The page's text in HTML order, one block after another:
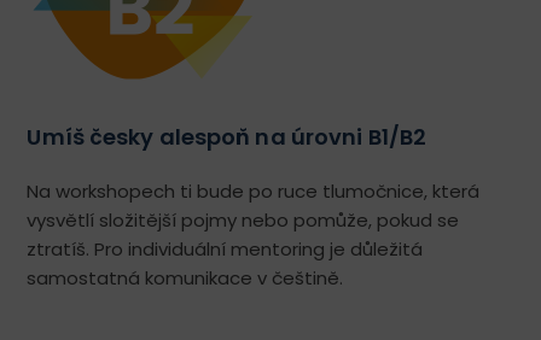
Umíš česky alespoň na úrovni B1/B2
Na workshopech ti bude po ruce tlumočnice, která
vysvětlí složitější pojmy nebo pomůže, pokud se
ztratíš. Pro individuální mentoring je důležitá
samostatná komunikace v češtině.